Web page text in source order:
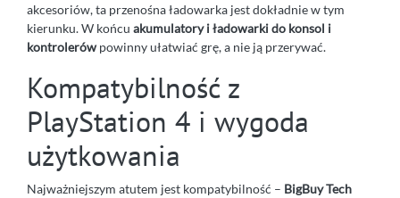
akcesoriów, ta przenośna ładowarka jest dokładnie w tym
kierunku. W końcu akumulatory i ładowarki do konsol i
kontrolerówpowinny ułatwiać grę, a nie ją przerywać.
Kompatybilność z
PlayStation 4 i wygoda
użytkowania
Najważniejszym atutem jest kompatybilność – BigBuy Tech